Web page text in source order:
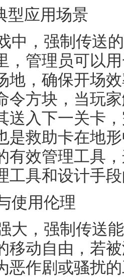
型应用场景
中，强制传送
，管理员可以
地，确保开场
令方块，当玩
送入下一关卡
是救助卡在地
有效管理工具
工具和设计手
使用伦理
大，强制传送
移动自由，若
恶作剧或骚扰